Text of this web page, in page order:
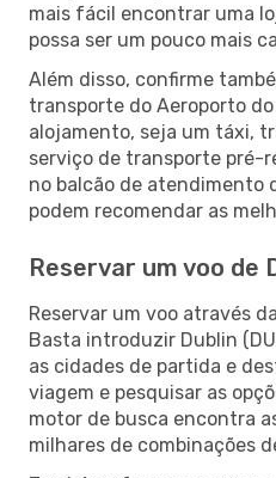
mais fácil encontrar uma
possa ser um pouco mais
Além disso, confirme
transporte do Aeroporto
alojamento, seja um táxi,
serviço de transporte pré-
no balcão de atendimento
podem recomendar as
Reservar um voo de
Reservar um voo através
Basta introduzir Dublin
as cidades de partida e
viagem e pesquisar as
motor de busca encontra
milhares de combinações